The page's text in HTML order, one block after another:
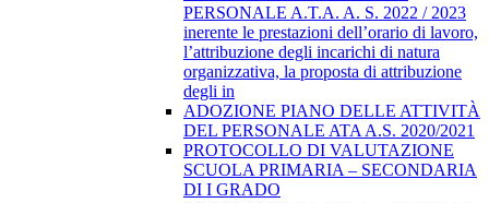
PERSONALE A.T.A. A. S. 2022 / 2023
inerente le prestazioni dell’orario di lavoro,
l’attribuzione degli incarichi di natura
organizzativa, la proposta di attribuzione
degli in
ADOZIONE PIANO DELLE ATTIVITÀ
DEL PERSONALE ATA A.S. 2020/2021
PROTOCOLLO DI VALUTAZIONE
SCUOLA PRIMARIA – SECONDARIA
DI I GRADO